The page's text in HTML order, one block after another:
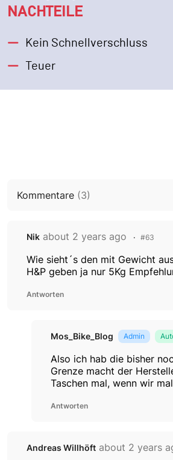
NACHTEILE
Kein Schnellverschluss
Teuer
Kommentare (3)
Nik about 2 years ago #63
Wie sieht´s den mit Gewicht
H&P geben ja nur 5Kg
Antworten
Mos_Bike_Blog Admin
Also ich hab die bisher
Grenze macht der
Taschen mal, wenn wir
Antworten
Andreas Willhöft about 2 years